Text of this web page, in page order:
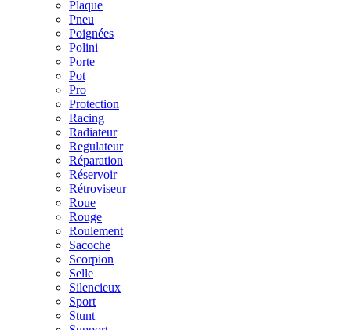
Plaque
Pneu
Poignées
Polini
Porte
Pot
Pro
Protection
Racing
Radiateur
Regulateur
Réparation
Réservoir
Rétroviseur
Roue
Rouge
Roulement
Sacoche
Scorpion
Selle
Silencieux
Sport
Stunt